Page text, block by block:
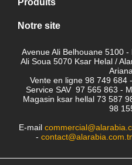
Produits
Notre site
Avenue Ali Belhouane 5100
Ali Soua 5070 Ksar Helal /
Vente en ligne 98 749 684
Service SAV 97 565 863 -
Magasin ksar hellal 73 587
98
E-mail
-